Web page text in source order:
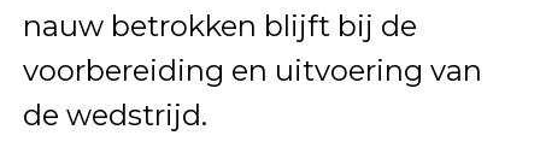
nauw betrokken blijft bij de
voorbereiding en uitvoering van
de wedstrijd.